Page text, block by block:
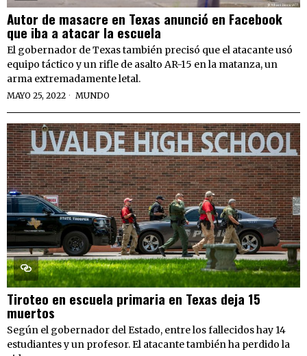
Autor de masacre en Texas anunció en Facebook
que iba a atacar la escuela
El gobernador de Texas también precisó que el atacante usó
equipo táctico y un rifle de asalto AR-15 en la matanza, un
arma extremadamente letal.
MAYO 25, 2022 MUNDO
Tiroteo en escuela primaria en Texas deja 15
muertos
Según el gobernador del Estado, entre los fallecidos hay 14
estudiantes y un profesor. El atacante también ha perdido la